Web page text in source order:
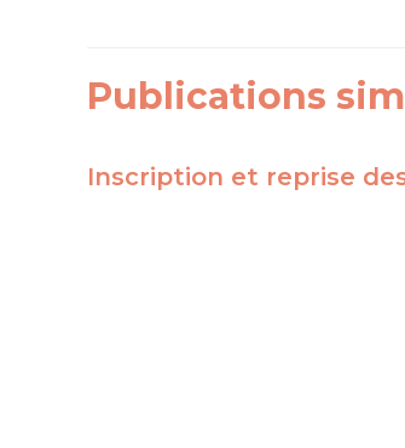
Publications
Inscription et reprise